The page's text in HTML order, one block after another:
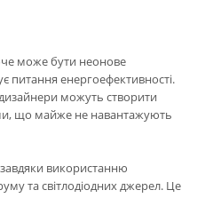
може бути неонове
питання енергоефективності.
можуть створити
що майже не навантажують
використанню
та світлодіодних джерел. Це